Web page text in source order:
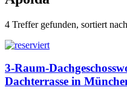
4 Treffer gefunden, sortiert
3-Raum-
Dachterrasse in